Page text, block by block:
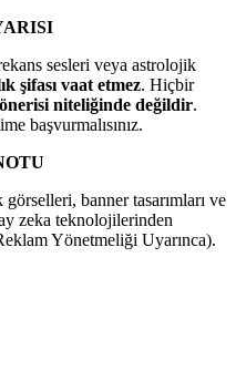
sesleri veya astrolojik
şifası vaat etmez. Hiçbir
niteliğinde değildir.
başvurmalısınız.
banner tasarımları ve
zeka teknolojilerinden
Yönetmeliği Uyarınca).